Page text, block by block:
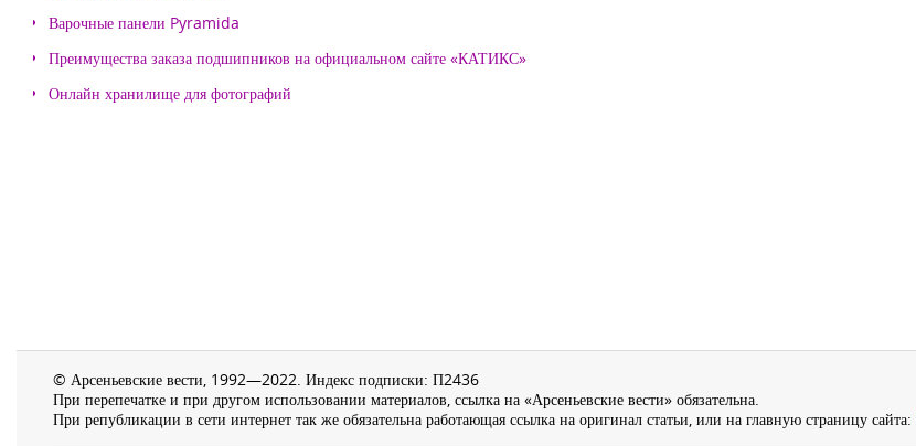
Варочные панели Pyramida
Преимущества заказа подшипников на официальном сайте «КАТИКС»
Онлайн хранилище для фотографий
© Арсеньевские вести, 1992—2022. Индекс подписки: П2436
При перепечатке и при другом использовании материалов, ссылка на «Арсеньевские вести» обязательна.
При републикации в сети интернет так же обязательна работающая ссылка на оригинал статьи, или на главную страницу сайта: